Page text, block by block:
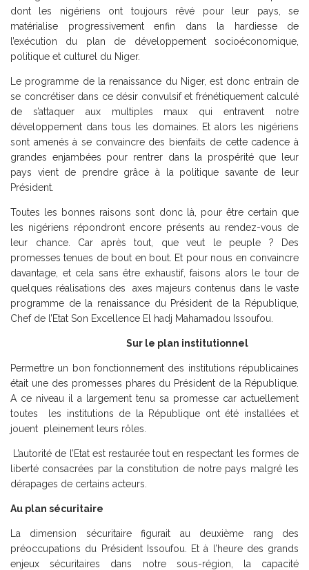
dont les nigériens ont toujours rêvé pour leur pays, se
matérialise progressivement enfin dans la hardiesse de
l’exécution du plan de développement socioéconomique,
politique et culturel du Niger.
Le programme de la renaissance du Niger, est donc entrain de
se concrétiser dans ce désir convulsif et frénétiquement calculé
de s’attaquer aux multiples maux qui entravent notre
développement dans tous les domaines. Et alors les nigériens
sont amenés à se convaincre des bienfaits de cette cadence à
grandes enjambées pour rentrer dans la prospérité que leur
pays vient de prendre grâce à la politique savante de leur
Président.
Toutes les bonnes raisons sont donc là, pour être certain que
les nigériens répondront encore présents au rendez-vous de
leur chance. Car après tout, que veut le peuple ? Des
promesses tenues de bout en bout. Et pour nous en convaincre
davantage, et cela sans être exhaustif, faisons alors le tour de
quelques réalisations des axes majeurs contenus dans le vaste
programme de la renaissance du Président de la République,
Chef de l’Etat Son Excellence El hadj Mahamadou Issoufou.
Sur le plan institutionnel
Permettre un bon fonctionnement des institutions républicaines
était une des promesses phares du Président de la République.
A ce niveau il a largement tenu sa promesse car actuellement
toutes les institutions de la République ont été installées et
jouent pleinement leurs rôles.
L’autorité de l’Etat est restaurée tout en respectant les formes de
liberté consacrées par la constitution de notre pays malgré les
dérapages de certains acteurs.
Au plan sécuritaire
La dimension sécuritaire figurait au deuxième rang des
préoccupations du Président Issoufou. Et à l’heure des grands
enjeux sécuritaires dans notre sous-région, la capacité